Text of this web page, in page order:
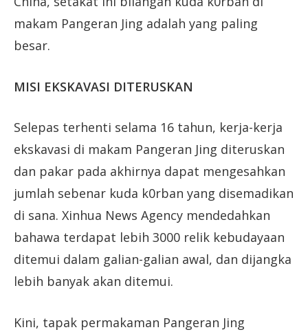
makam Pangeran Jing adalah yang paling
besar.
MISI EKSKAVASI DITERUSKAN
Selepas terhenti selama 16 tahun, kerja-kerja
ekskavasi di makam Pangeran Jing diteruskan
dan pakar pada akhirnya dapat mengesahkan
jumlah sebenar kuda k0rban yang disemadikan
di sana. Xinhua News Agency mendedahkan
bahawa terdapat lebih 3000 relik kebudayaan
ditemui dalam galian-galian awal, dan dijangka
lebih banyak akan ditemui.
Kini, tapak permakaman Pangeran Jing